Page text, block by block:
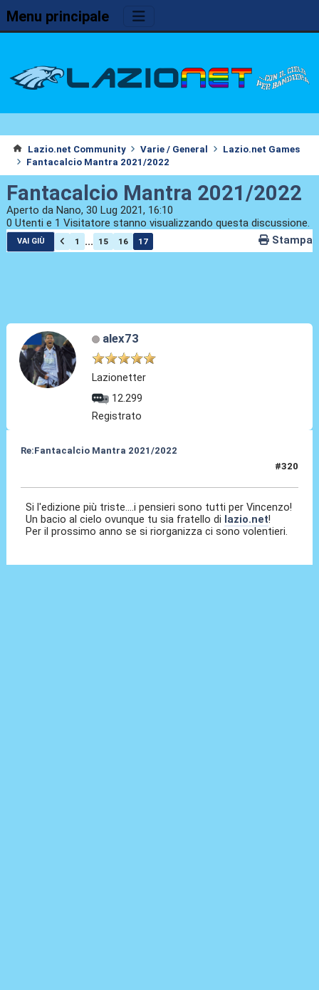
Menu principale
Lazio.net Community Varie / General
Lazio.net Games
Fantacalcio Mantra 2021/2022
Fantacalcio Mantra 2021/2022
Aperto da Nano, 30 Lug 2021, 16:10
0 Utenti e 1 Visitatore stanno visualizzando questa discussione.
VAI GIÙ 1 ... 15 16 17 Stampa
alex73
Lazionetter
12.299
Registrato
Re:Fantacalcio Mantra 2021/2022
#320
Si l'edizione più triste....i pensieri sono tutti per Vincenzo!
Un bacio al cielo ovunque tu sia fratello di lazio.net!
Per il prossimo anno se si riorganizza ci sono volentieri.